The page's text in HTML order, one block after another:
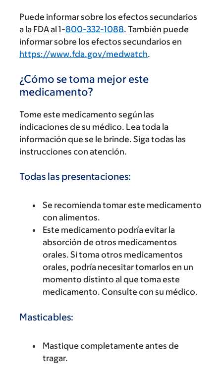
Puede informar sobre los efectos secundarios
a la FDA al 1-800-332-1088. También puede
informar sobre los efectos secundarios en
https://www.fda.gov/medwatch.
¿Cómo se toma mejor este
medicamento?
Tome este medicamento según las
indicaciones de su médico. Lea toda la
información que se le brinde. Siga todas las
instrucciones con atención.
Todas las presentaciones:
Se recomienda tomar este medicamento
con alimentos.
Este medicamento podría evitar la
absorción de otros medicamentos
orales. Si toma otros medicamentos
orales, podría necesitar tomarlos en un
momento distinto al que toma este
medicamento. Consulte con su médico.
Masticables:
Mastique completamente antes de
tragar.